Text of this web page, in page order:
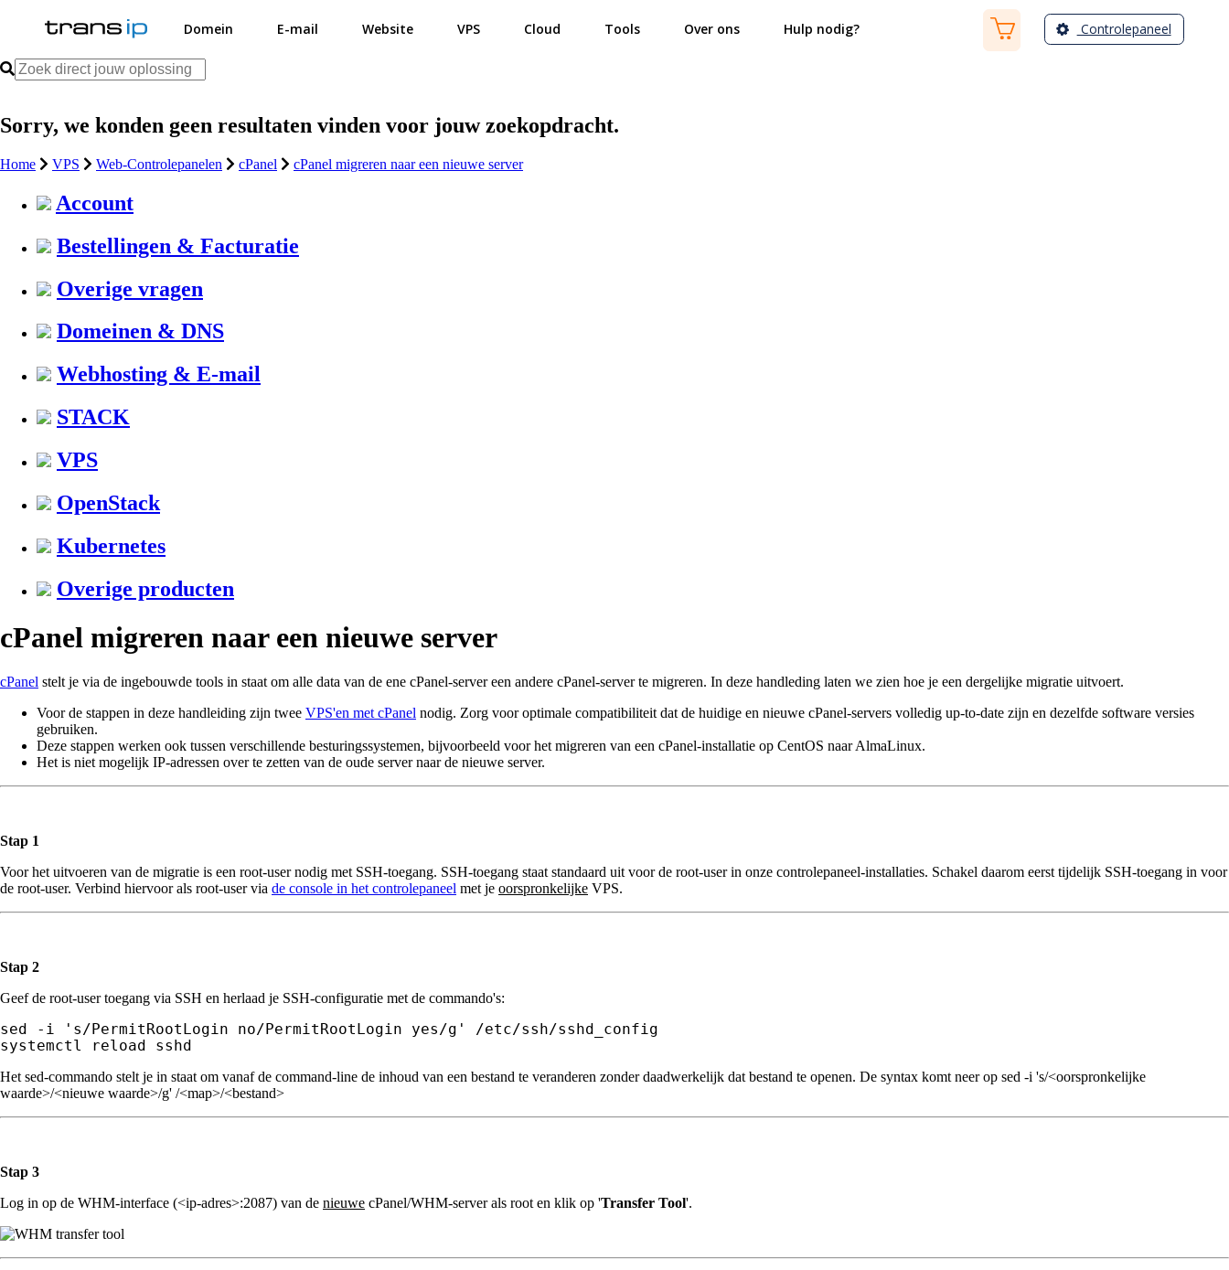
Domein E-mail Website VPS Cloud Tools Over ons Hulp nodig? Controlepaneel
Sorry, we konden geen resultaten vinden voor jouw zoekopdracht.
Home VPS Web-Controlepanelen cPanel cPanel migreren naar een nieuwe server
Account
Bestellingen & Facturatie
Overige vragen
Domeinen & DNS
Webhosting & E-mail
STACK
VPS
OpenStack
Kubernetes
Overige producten
cPanel migreren naar een nieuwe server
cPanel stelt je via de ingebouwde tools in staat om alle data van de ene cPanel-server een andere cPanel-server te migreren. In deze handleding laten we zien hoe je een dergelijke migratie uitvoert.
Voor de stappen in deze handleiding zijn twee VPS'en met cPanel nodig. Zorg voor optimale compatibiliteit dat de huidige en nieuwe cPanel-servers volledig up-to-date zijn en dezelfde software versies
gebruiken.
Deze stappen werken ook tussen verschillende besturingssystemen, bijvoorbeeld voor het migreren van een cPanel-installatie op CentOS naar AlmaLinux.
Het is niet mogelijk IP-adressen over te zetten van de oude server naar de nieuwe server.
Stap 1
Voor het uitvoeren van de migratie is een root-user nodig met SSH-toegang. SSH-toegang staat standaard uit voor de root-user in onze controlepaneel-installaties. Schakel daarom eerst tijdelijk SSH-toegang in voor
de root-user. Verbind hiervoor als root-user via de console in het controlepaneel met je oorspronkelijke VPS.
Stap 2
Geef de root-user toegang via SSH en herlaad je SSH-configuratie met de commando's:
sed -i 's/PermitRootLogin no/PermitRootLogin yes/g'
/etc/ssh/sshd_config
systemctl reload sshd
Het sed-commando stelt je in staat om vanaf de command-line de inhoud van een bestand te veranderen zonder daadwerkelijk dat bestand te openen. De syntax komt neer op sed -i 's/<oorspronkelijke
waarde>/<nieuwe waarde>/g' /<map>/<bestand>
Stap 3
Log in op de WHM-interface (<ip-adres>:2087) van de nieuwe cPanel/WHM-server als root en klik op 'Transfer Tool'.